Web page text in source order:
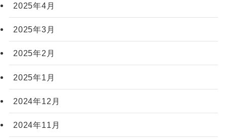
2025年4月
2025年3月
2025年2月
2025年1月
2024年12月
2024年11月